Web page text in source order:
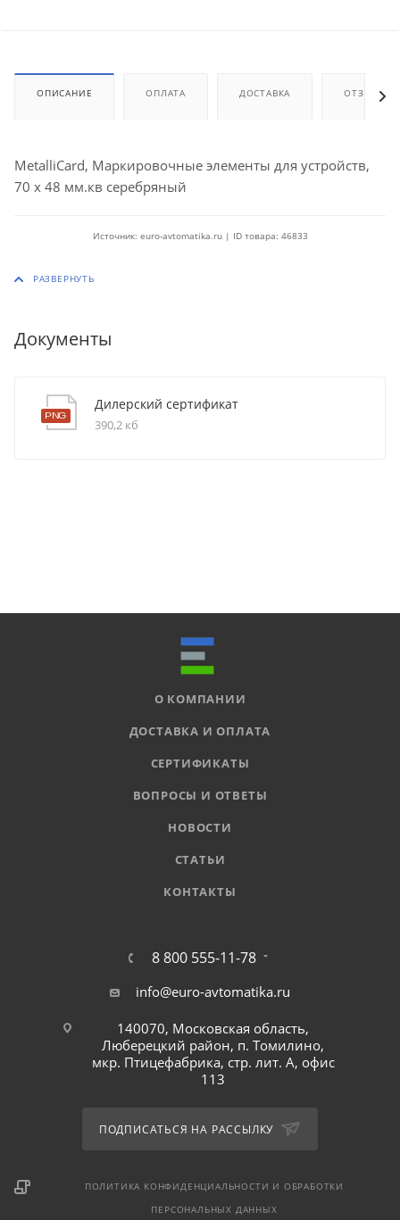
ОПИСАНИЕ ОПЛАТА ДОСТАВКА ОТЗЫВЫ
MetalliCard, Маркировочные элементы для устройств,
70 x 48 мм.кв серебряный
Источник: euro-avtomatika.ru | ID товара: 46833
Документы
Дилерский сертификат
390,2 кб
О КОМПАНИИ
ДОСТАВКА И ОПЛАТА
СЕРТИФИКАТЫ
ВОПРОСЫ И ОТВЕТЫ
НОВОСТИ
СТАТЬИ
КОНТАКТЫ
8 800 555-11-78
info@euro-avtomatika.ru
140070, Московская область,
Люберецкий район, п. Томилино,
мкр. Птицефабрика, стр. лит. А, офис
113
ПОДПИСАТЬСЯ НА РАССЫЛКУ
ПОЛИТИКА КОНФИДЕНЦИАЛЬНОСТИ И ОБРАБОТКИ
ПЕРСОНАЛЬНЫХ ДАННЫХ